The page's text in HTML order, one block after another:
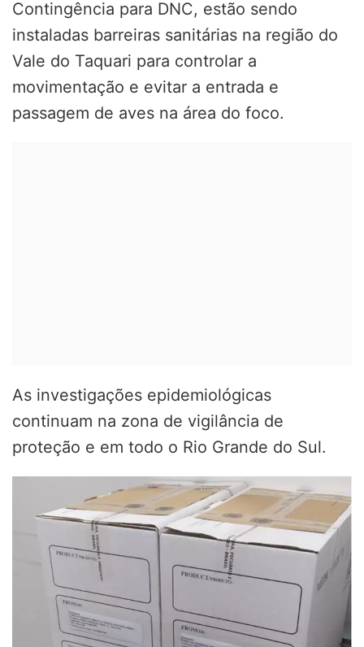
Contingência para DNC, estão sendo
instaladas barreiras sanitárias na região do
Vale do Taquari para controlar a
movimentação e evitar a entrada e
passagem de aves na área do foco.
As investigações epidemiológicas
continuam na zona de vigilância de
proteção e em todo o Rio Grande do Sul.